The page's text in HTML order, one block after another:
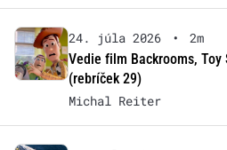
24. júla 2026 •
2m
Vedie film Backrooms, Toy
(rebríček 29)
Michal Reiter